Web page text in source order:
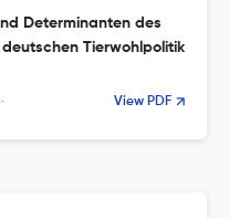
Determinanten des
Tierwohlpolitik
View PDF